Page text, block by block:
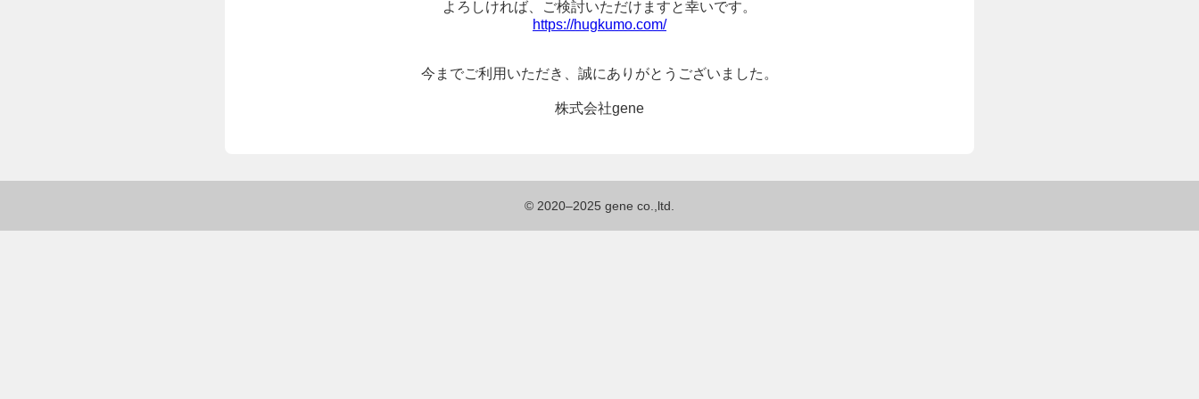
よろしければ、
ご検討いただけますと幸いです。
https://hugkumo.com/
今までご利用いただき、 誠にありがとうございました。
株式会社gene
© 2020–2025 gene co.,ltd.